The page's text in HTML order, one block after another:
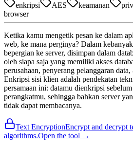
enkripsi AES keamanan
browser
Ketika kamu mengetik pesan ke dalam
web, ke mana perginya? Dalam
bepergian ke server, disimpan dalam
oleh siapa saja yang memiliki akses
perusahaan, penyerang pelanggaran
Enkripsi sisi klien adalah pendekatan
persamaan ini: datamu dienkripsi
perangkatmu, sehingga bahkan server
tidak dapat membacanya.
Text EncryptionEncrypt and decrypt
algorithms.Open the tool →